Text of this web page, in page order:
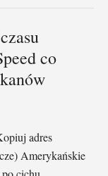
co
adres
Amerykańskie